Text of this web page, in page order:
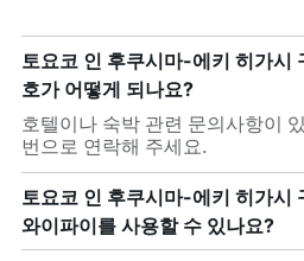
토요코 인 후쿠시마-에키 히가시
호가 어떻게 되나요?
호텔이나 숙박 관련 문의사항이
번으로 연락해 주세요.
토요코 인 후쿠시마-에키 히가시
와이파이를 사용할 수 있나요?